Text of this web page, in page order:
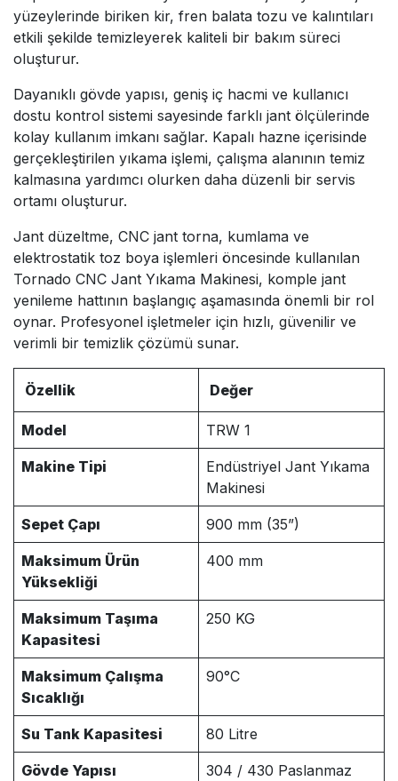
yüzeylerinde biriken kir, fren balata tozu ve kalıntıları
etkili şekilde temizleyerek kaliteli bir bakım süreci
oluşturur.
Dayanıklı gövde yapısı, geniş iç hacmi ve kullanıcı
dostu kontrol sistemi sayesinde farklı jant ölçülerinde
kolay kullanım imkanı sağlar. Kapalı hazne içerisinde
gerçekleştirilen yıkama işlemi, çalışma alanının temiz
kalmasına yardımcı olurken daha düzenli bir servis
ortamı oluşturur.
Jant düzeltme, CNC jant torna, kumlama ve
elektrostatik toz boya işlemleri öncesinde kullanılan
Tornado CNC Jant Yıkama Makinesi, komple jant
yenileme hattının başlangıç aşamasında önemli bir rol
oynar. Profesyonel işletmeler için hızlı, güvenilir ve
verimli bir temizlik çözümü sunar.
Özellik Değer
Model TRW 1
Makine Tipi
Endüstriyel Jant Yıkama
Makinesi
Sepet Çapı 900 mm (35”)
Maksimum Ürün
Yüksekliği
400 mm
Maksimum Taşıma
Kapasitesi
250 KG
Maksimum Çalışma
Sıcaklığı
90°C
Su Tank Kapasitesi 80 Litre
Gövde Yapısı
304 / 430 Paslanmaz